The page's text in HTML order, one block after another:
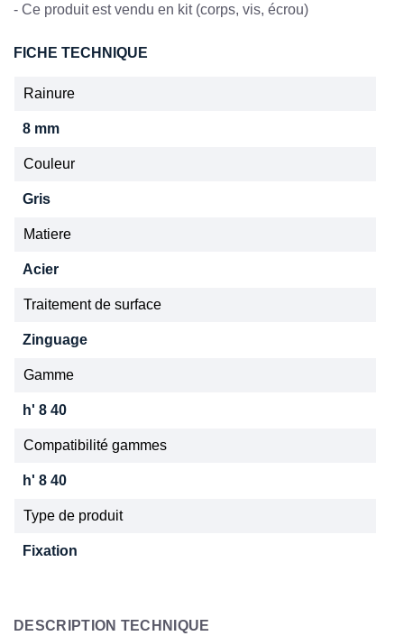
- Ce produit est vendu en kit (corps, vis, écrou)
FICHE TECHNIQUE
Rainure
8 mm
Couleur
Gris
Matiere
Acier
Traitement de surface
Zinguage
Gamme
h' 8 40
Compatibilité gammes
h' 8 40
Type de produit
Fixation
DESCRIPTION TECHNIQUE